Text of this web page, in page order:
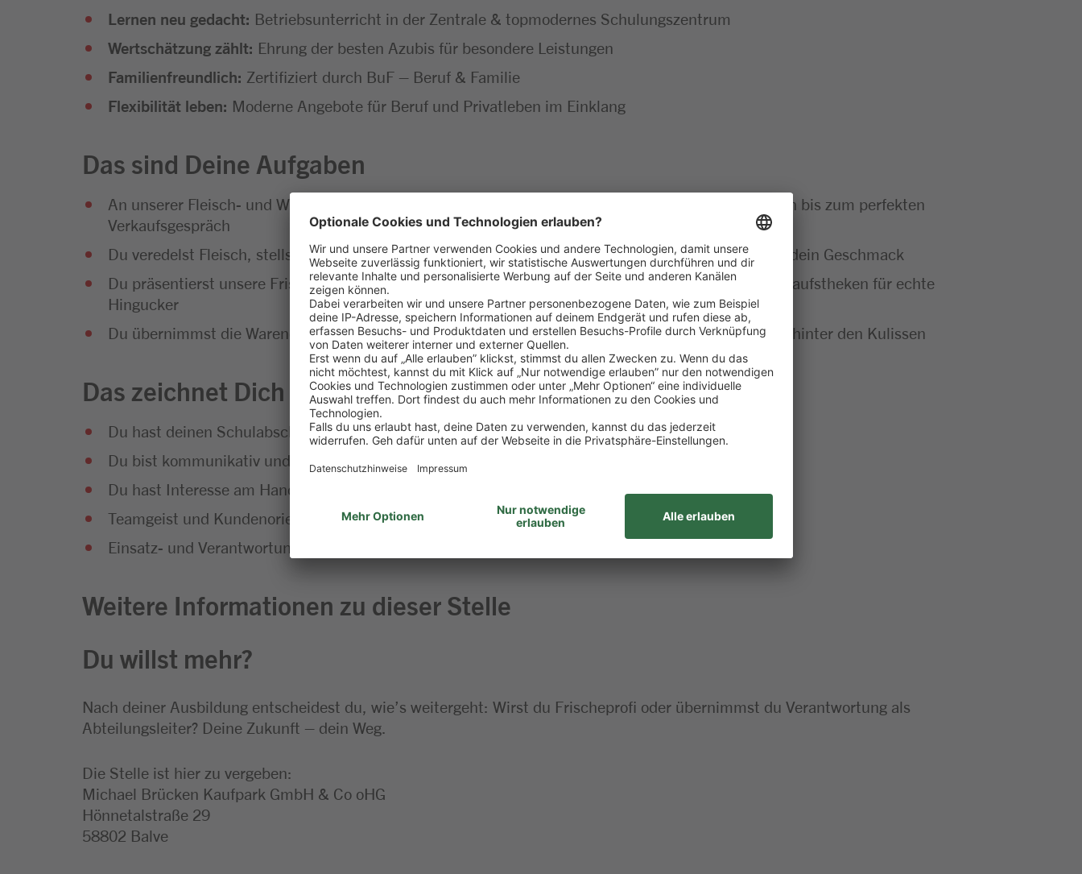
Lernen neu gedacht: Betriebsunterricht in der Zentrale & topmodernes Schulungszentrum
Wertschätzung zählt: Ehrung der besten Azubis für besondere Leistungen
Familienfreundlich: Zertifiziert durch BuF – Beruf & Familie
Flexibilität leben: Moderne Angebote für Beruf und Privatleben im Einklang
Das sind Deine Aufgaben
An unserer Fleisch- und Wursttheke lernst du alles, was dazugehört – vom Schneiden übers Würzen bis zum perfekten
Verkaufsgespräch
Du veredelst Fleisch, stellst eigene Grillspezialitäten her und bringst kreative Ideen ein – hier zählt dein Geschmack
Du präsentierst unsere Frischwaren ansprechend und sorgst durch die kreative Gestaltung der Verkaufstheken für echte
Hingucker
Du übernimmst die Warendisposition, kontrollierst die Qualität und sorgst für reibungslose Abläufe hinter den Kulissen
Das zeichnet Dich aus
Du hast deinen Schulabschluss erfolgreich gemeistert
Du bist kommunikativ und hast Spaß am Umgang mit Menschen
Du hast Interesse am Handel und an Lebensmitteln
Teamgeist und Kundenorientierung gehören für dich einfach dazu
Einsatz- und Verantwortungsbereitschaft bringst du gerne mit
Weitere Informationen zu dieser Stelle
Du willst mehr?
Nach deiner Ausbildung entscheidest du, wie’s weitergeht: Wirst du Frischeprofi oder übernimmst du Verantwortung als
Abteilungsleiter? Deine Zukunft – dein Weg.
Die Stelle ist hier zu vergeben:
Michael Brücken Kaufpark GmbH & Co oHG
Hönnetalstraße 29
58802 Balve